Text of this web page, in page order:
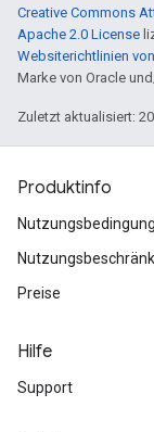
Creative Commons
Apache 2.0 License
Websiterichtlinien
Marke von Oracle
Zuletzt aktualisiert:
Produktinfo
Preise
Hilfe
Support